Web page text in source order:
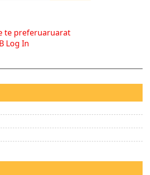
te preferuaruarat
Log In